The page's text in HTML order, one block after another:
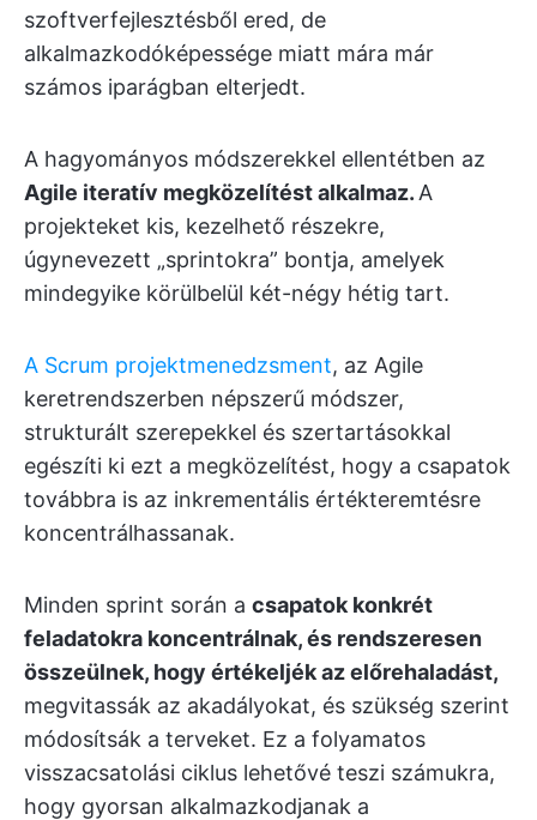
szoftverfejlesztésből ered, de
alkalmazkodóképessége miatt mára már
számos iparágban elterjedt.
A hagyományos módszerekkel ellentétben az
Agile iteratív megközelítést alkalmaz. A
projekteket kis, kezelhető részekre,
úgynevezett „sprintokra” bontja, amelyek
mindegyike körülbelül két-négy hétig tart.
A Scrum projektmenedzsment, az Agile
keretrendszerben népszerű módszer,
strukturált szerepekkel és szertartásokkal
egészíti ki ezt a megközelítést, hogy a csapatok
továbbra is az inkrementális értékteremtésre
koncentrálhassanak.
Minden sprint során a csapatok konkrét
feladatokra koncentrálnak, és rendszeresen
összeülnek, hogy értékeljék az előrehaladást,
megvitassák az akadályokat, és szükség szerint
módosítsák a terveket. Ez a folyamatos
visszacsatolási ciklus lehetővé teszi számukra,
hogy gyorsan alkalmazkodjanak a